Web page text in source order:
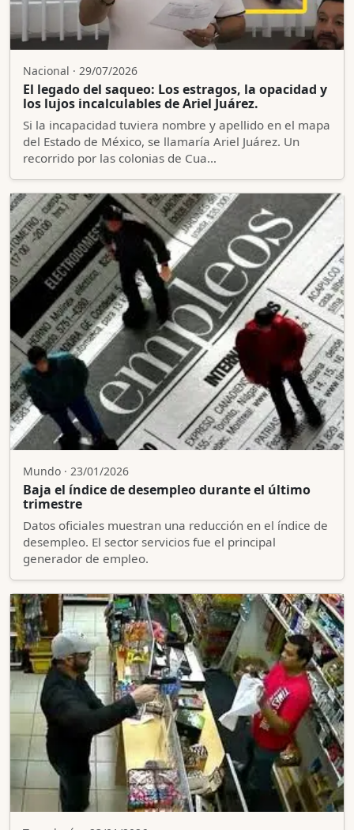
Nacional · 29/07/2026
El legado del saqueo: Los estragos, la opacidad y
los lujos incalculables de Ariel Juárez.
Si la incapacidad tuviera nombre y apellido en el mapa
del Estado de México, se llamaría Ariel Juárez. Un
recorrido por las colonias de Cua…
Mundo · 23/01/2026
Baja el índice de desempleo durante el último
trimestre
Datos oficiales muestran una reducción en el índice de
desempleo. El sector servicios fue el principal
generador de empleo.